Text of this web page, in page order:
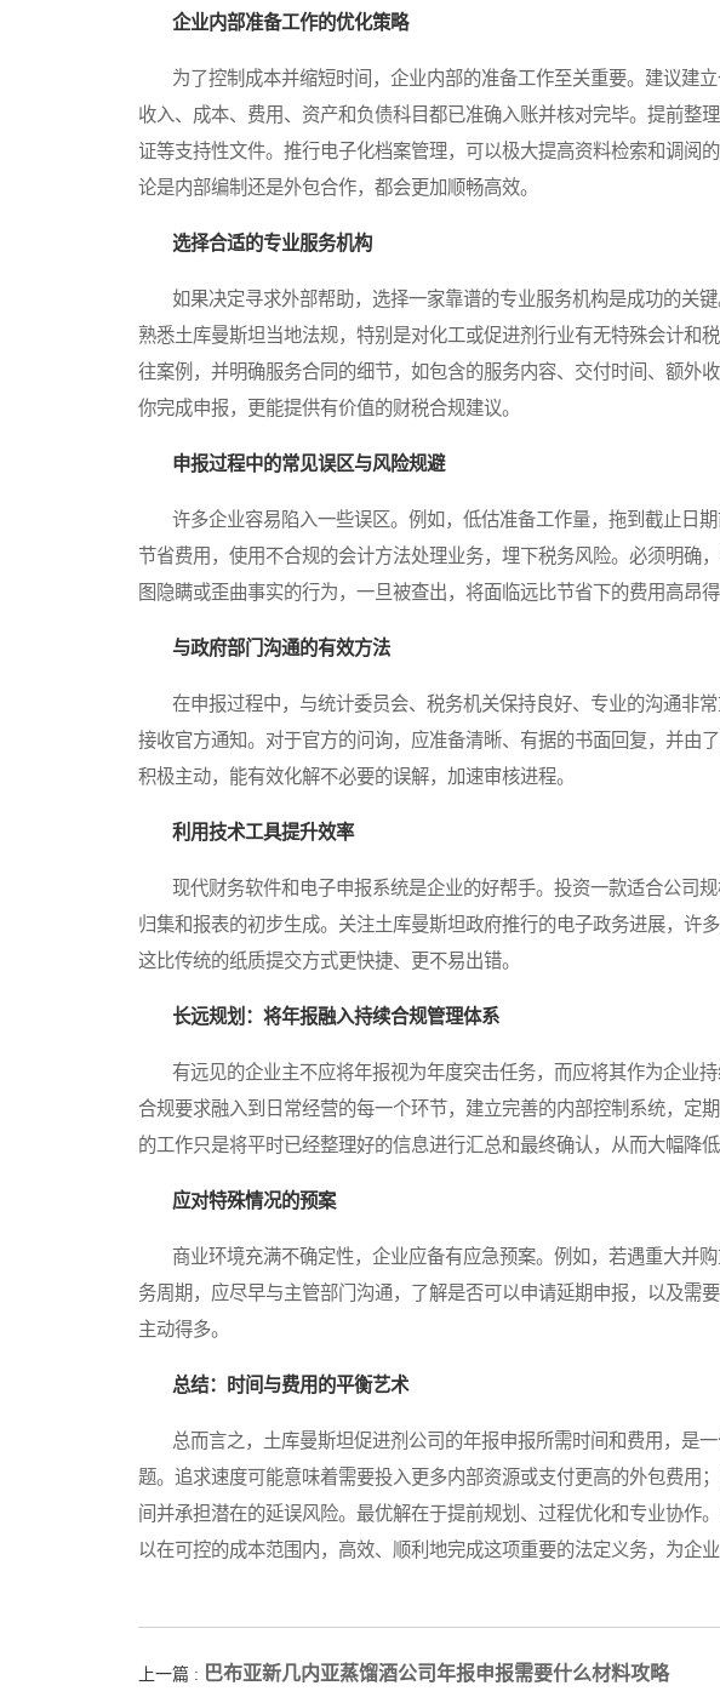
企业内部准备工作的优化策略
为了控制成本并缩短时间，企业内部的准备工作至关重要。建议建
收入、成本、费用、资产和负债科目都已准确入账并核对完毕。提前整
证等支持性文件。推行电子化档案管理，可以极大提高资料检索和调阅
论是内部编制还是外包合作，都会更加顺畅高效。
选择合适的专业服务机构
如果决定寻求外部帮助，选择一家靠谱的专业服务机构是成功的关
熟悉土库曼斯坦当地法规，特别是对化工或促进剂行业有无特殊会计和
往案例，并明确服务合同的细节，如包含的服务内容、交付时间、额外
你完成申报，更能提供有价值的财税合规建议。
申报过程中的常见误区与风险规避
许多企业容易陷入一些误区。例如，低估准备工作量，拖到截止日期
节省费用，使用不合规的会计方法处理业务，埋下税务风险。必须明确
图隐瞒或歪曲事实的行为，一旦被查出，将面临远比节省下的费用高昂
与政府部门沟通的有效方法
在申报过程中，与统计委员会、税务机关保持良好、专业的沟通非
接收官方通知。对于官方的问询，应准备清晰、有据的书面回复，并由
积极主动，能有效化解不必要的误解，加速审核进程。
利用技术工具提升效率
现代财务软件和电子申报系统是企业的好帮手。投资一款适合公司
归集和报表的初步生成。关注土库曼斯坦政府推行的电子政务进展，许
这比传统的纸质提交方式更快捷、更不易出错。
长远规划：将年报融入持续合规管理体系
有远见的企业主不应将年报视为年度突击任务，而应将其作为企业
合规要求融入到日常经营的每一个环节，建立完善的内部控制系统，定
的工作只是将平时已经整理好的信息进行汇总和最终确认，从而大幅降低
应对特殊情况的预案
商业环境充满不确定性，企业应备有应急预案。例如，若遇重大并
务周期，应尽早与主管部门沟通，了解是否可以申请延期申报，以及需
主动得多。
总结：时间与费用的平衡艺术
总而言之，土库曼斯坦促进剂公司的年报申报所需时间和费用，是一
题。追求速度可能意味着需要投入更多内部资源或支付更高的外包费用
间并承担潜在的延误风险。最优解在于提前规划、过程优化和专业协作
以在可控的成本范围内，高效、顺利地完成这项重要的法定义务，为企
上一篇 : 巴布亚新几内亚蒸馏酒公司年报申报需要什么材料攻略